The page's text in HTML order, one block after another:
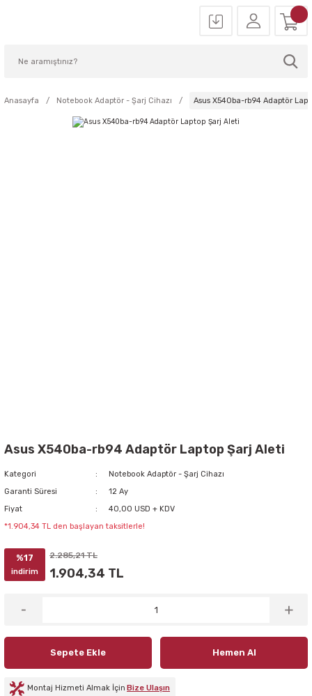
Anasayfa Notebook Adaptör - Şarj Cihazı Asus X540ba-rb94 Adaptör
Asus X540ba-rb94 Adaptör Laptop Şarj Aleti
Kategori
Notebook Adaptör - Şarj Cihazı
Garanti Süresi
12 Ay
Fiyat
40,00 USD + KDV
*1.904,34 TL den başlayan taksitlerle!
%17
indirim
2.285,21 TL
1.904,34 TL
Sepete Ekle Hemen Al
Montaj Hizmeti Almak İçin Bize Ulaşın